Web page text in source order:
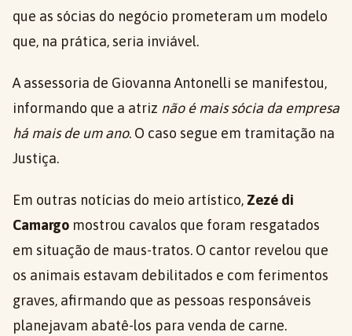
que as sócias do negócio prometeram um modelo
que, na prática, seria inviável.
A assessoria de Giovanna Antonelli se manifestou,
informando que a atriz não é mais sócia da empresa
há mais de um ano. O caso segue em tramitação na
Justiça.
Em outras notícias do meio artístico,Zezé di
Camargo mostrou cavalos que foram resgatados
em situação de maus-tratos. O cantor revelou que
os animais estavam debilitados e com ferimentos
graves, afirmando que as pessoas responsáveis
planejavam abatê-los para venda de carne.